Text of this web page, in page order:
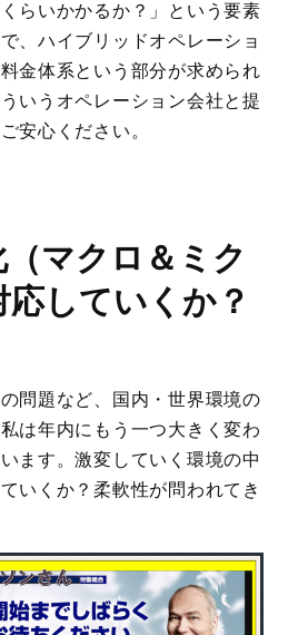
らいかかるか？」という要素
、ハイブリッドオペレーショ
金体系という部分が求められ
いうオペレーション会社と提
安心ください。
マクロ＆ミク
していくか？
問題など、国内・世界環境の
は年内にもう一つ大きく変わ
ます。激変していく環境の中
いくか？柔軟性が問われてき